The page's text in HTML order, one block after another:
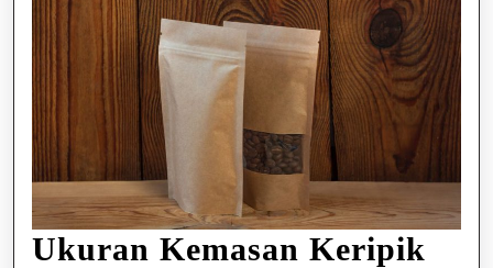
Ukuran Kemasan Keripik